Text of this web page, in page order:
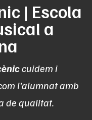
| Escola
a
cuidem i
l’alumnat amb
de qualitat.